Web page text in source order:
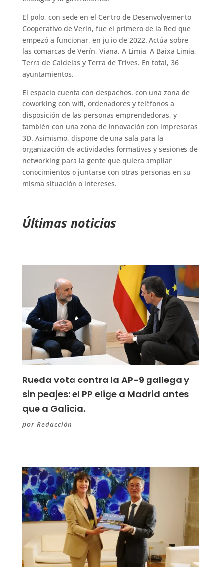
El polo, con sede en el Centro de Desenvolvemento
Cooperativo de Verín, fue el primero de la Red que
empezó a funcionar, en julio de 2022. Actúa sobre
las comarcas de Verín, Viana, A Limia, A Baixa Limia,
Terra de Caldelas y Terra de Trives. En total, 36
ayuntamientos.
El espacio cuenta con despachos, con una zona de
coworking con wifi, ordenadores y teléfonos a
disposición de las personas emprendedoras, y
también con una zona de innovación con impresoras
3D. Asimismo, dispone de una sala para la
organización de actividades formativas y sesiones de
networking para la gente que quiera ampliar
conocimientos o juntarse con otras personas en su
misma situación o intereses.
Últimas noticias
Rueda vota contra la AP-9 gallega y
sin peajes: el PP elige a Madrid antes
que a Galicia.
por Redacción